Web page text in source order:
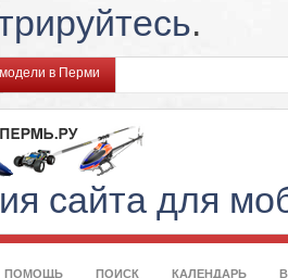
.
в Перми
сайта для
ПОМОЩЬ ПОИСК КАЛЕНДАРЬ